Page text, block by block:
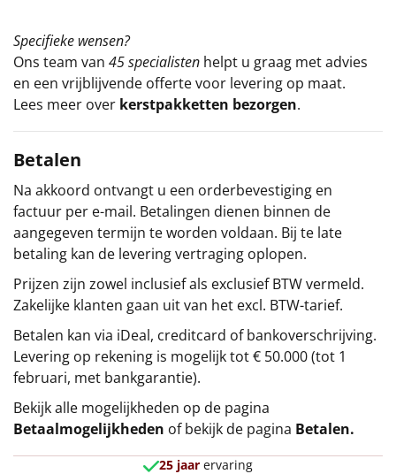
Specifieke wensen?
Ons team van 45 specialisten helpt u graag met advies
en een vrijblijvende offerte voor levering op maat.
Lees meer over kerstpakketten bezorgen.
Betalen
Na akkoord ontvangt u een orderbevestiging en
factuur per e-mail. Betalingen dienen binnen de
aangegeven termijn te worden voldaan. Bij te late
betaling kan de levering vertraging oplopen.
Prijzen zijn zowel inclusief als exclusief BTW vermeld.
Zakelijke klanten gaan uit van het excl. BTW-tarief.
Betalen kan via iDeal, creditcard of bankoverschrijving.
Levering op rekening is mogelijk tot € 50.000 (tot 1
februari, met bankgarantie).
Bekijk alle mogelijkheden op de pagina
Betaalmogelijkheden of bekijk de pagina Betalen.
25 jaar ervaring